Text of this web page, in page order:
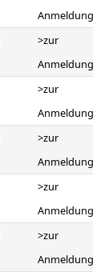
Anmeldung
>zur
Anmeldung
>zur
Anmeldung
>zur
Anmeldung
>zur
Anmeldung
>zur
Anmeldung